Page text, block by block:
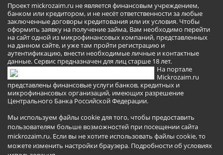
Проект mickrozaim.ru не является финансовым учреждением,
банком или кредитором, и не несёт ответственности за любые
заключенные договоры кредитования или их условия. Чтобы
оформить заявку на получение займа, Вам необходимо перейти
на сайт одной из микрофинансовых компаний, представленных
на данном сайте, и уже там пройти регистрацию и
аутентификацию, внести необходимые личные и контактные
данные. Сервис предназначен для лиц старше 18 лет.
На портале
Mickrozaim.ru
представлены финансовые услуги банков, кредитных и
микрофинансовых организаций, имеющих разрешение
Центрального Банка Российской Федерации.
Мы используем файлы cookie для того, чтобы предоставить
пользователям больше возможностей при посещении сайта
mickrozaim.ru. Если вы не хотите использовать файлы cookie, то
можете изменить настройки браузера. Подробности об условиях